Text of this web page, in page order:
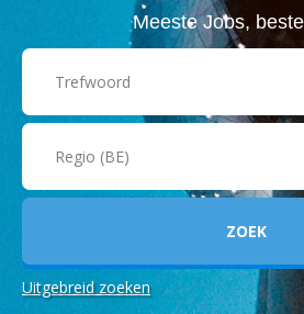
Meeste Jobs,
Uitgebreid zoeken